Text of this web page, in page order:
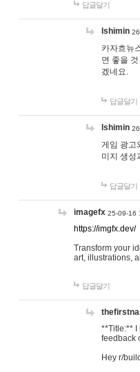
답글달기
lshimin
카자흐뉴
면 좋을
겠네요.
답글달기
lshimin
게임 광고
미지 생성
답글달기
imagefx 25-09-16
https://imgfx.dev/
Transform your
art, illustrations,
답글달기
**Title:** I
feedback
Hey r/